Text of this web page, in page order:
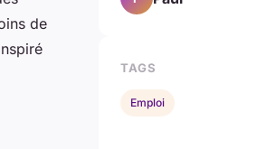
de
TAGS
Emploi